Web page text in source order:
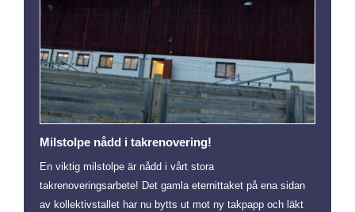
Milstolpe nådd i takrenovering!
En viktig milstolpe är nådd i vårt stora
takrenoveringsarbete! Det gamla eternittaket på ena sidan
av kollektivstallet har nu bytts ut mot ny takpapp och läkt